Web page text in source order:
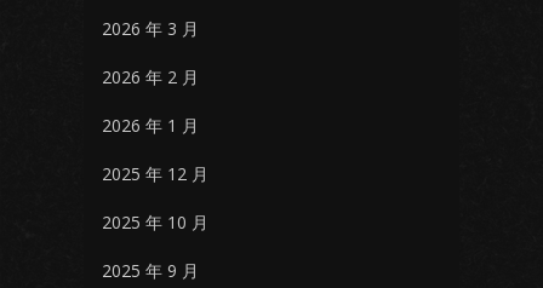
2026 年 3 月
2026 年 2 月
2026 年 1 月
2025 年 12 月
2025 年 10 月
2025 年 9 月